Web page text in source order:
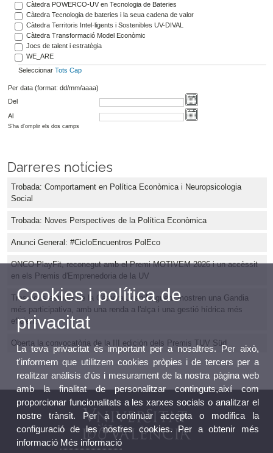
Càtedra POWERCO-UV en Tecnologia de Bateries
Càtedra Tecnologia de bateries i la seua cadena de valor
Càtedra Territoris Intel·ligents i Sostenibles UV-DIVAL
Càtedra Transformació Model Econòmic
Jocs de talent i estratègia
WE_ARE
Seleccionar Tots Cap
Per data (format: dd/mm/aaaa)
Del
Al
S'ha d'omplir els dos camps
Darreres notícies
Trobada: Comportament en Política Econòmica i Neuropsicologia
Social
Trobada: Noves Perspectives de la Política Econòmica
Anunci General: #CicloEncuentros PolEco
ONCO-PlayFit, reconegut amb el Premi MOTIVEM 2026 i un accèssit
en els Premis d'Emprenedoria de la UV
Tres nous estudis de la Càtedra Joan Noguera mostren una Gandia
més participativa, amb una renda a l'alça i una gestió hídrica més
eficient
Oberta la convocatòria de la III edición dels Premis TUV Süd
Cookies i política de
privacitat
La teva privacitat és important per a nosaltres. Per això,
t'informem que utilitzem cookies pròpies i de tercers per a
realitzar anàlisis d'ús i mesurament de la nostra pàgina web
amb la finalitat de personalitzar continguts,així com
proporcionar funcionalitats a les xarxes socials o analitzar el
nostre trànsit. Per a continuar accepta o modifica la
configuració de les nostres cookies. Per a obtenir més
informació Més informació